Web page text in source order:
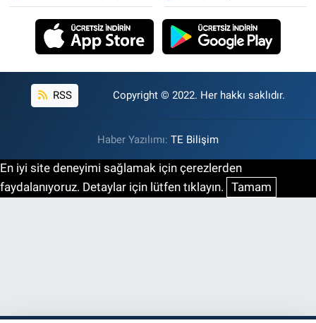
RSS Copyright © 2022. Her hakkı saklıdır.
Haber Yazılımı: TE Bilişim
En iyi site deneyimi sağlamak için çerezlerden
faydalanıyoruz. Detaylar için lütfen tıklayın. Tamam